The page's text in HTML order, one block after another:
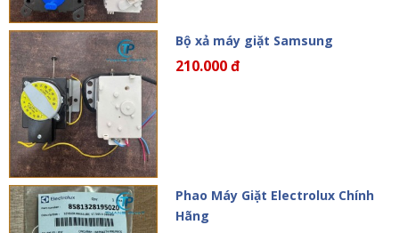
Bộ xả máy giặt Samsung
210.000 đ
Phao Máy Giặt Electrolux Chính
Hãng